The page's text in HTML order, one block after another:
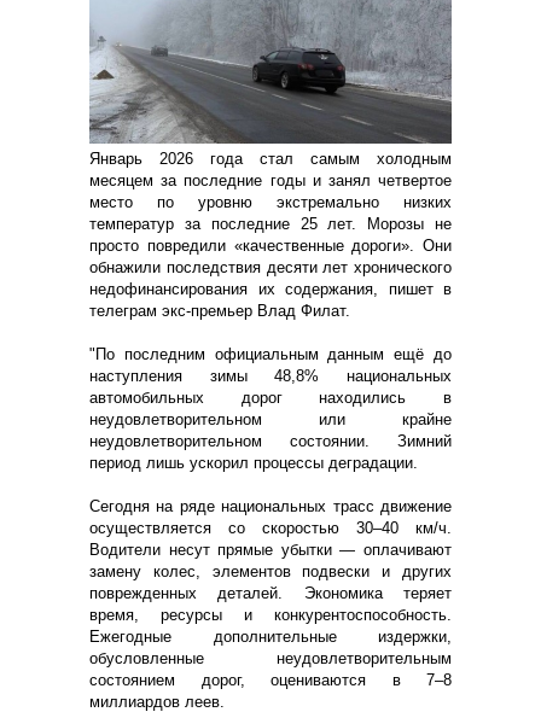
Январь 2026 года стал самым холодным
месяцем за последние годы и занял четвертое
место по уровню экстремально низких
температур за последние 25 лет. Морозы не
просто повредили «качественные дороги». Они
обнажили последствия десяти лет хронического
недофинансирования их содержания, пишет в
телеграм экс-премьер Влад Филат.
"По последним официальным данным ещё до
наступления зимы 48,8% национальных
автомобильных дорог находились в
неудовлетворительном или крайне
неудовлетворительном состоянии. Зимний
период лишь ускорил процессы деградации.
Сегодня на ряде национальных трасс движение
осуществляется со скоростью 30–40 км/ч.
Водители несут прямые убытки — оплачивают
замену колес, элементов подвески и других
поврежденных деталей. Экономика теряет
время, ресурсы и конкурентоспособность.
Ежегодные дополнительные издержки,
обусловленные неудовлетворительным
состоянием дорог, оцениваются в 7–8
миллиардов леев.